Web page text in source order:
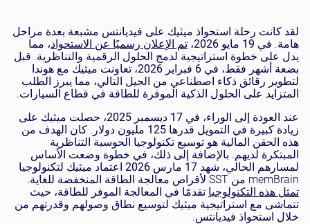
لقد كانت رحلة استحواذ ميثيك على فيديانتس مشبعة بعدة مراحل
هامة. في 19 مايو 2026 ، تم الإعلان رسميًا عن الاستحواذ، مما
يدل على خطوة استراتيجية لدمج الحلول الرقمية والتناظرية. قبل
بضعة أشهر فقط، في 6 فبراير 2026
، تعاونت ميثيك مع هوندا
لتطوير رقائق ذكاء اصطناعي من الجيل التالي، مما يبرز الطلب
المتزايد على الحلول الذكية الموفرة للطاقة في قطاع السيارات.
عند العودة إلى الوراء، في 17 ديسمبر 2025
، حصلت ميثيك على
زيادة كبيرة في التمويل قدرها 125 مليون دولار
. كان الهدف من
هذه الحقن المالية هو توسيع تكنولوجيا الحوسبة التناظرية
المبتكرة لديهم. بالإضافة إلى ذلك، في خطوة وضعت الأساس
لمسارهم الحالي، شهد 17 مارس 2026
اعتماد ميثيك لتكنولوجيا
memBrain من SST لأقراص معالجة الطاقة المنخفضة للغاية.
تمثل هذه التكنولوجيا تقدمًا في المعالجة الموفر للطاقة، حيث
تتماشى مع استراتيجية ميثيك لتوسيع نطاق وصولهم وقدرتهم من
خلال استحواذ فيديانتس.